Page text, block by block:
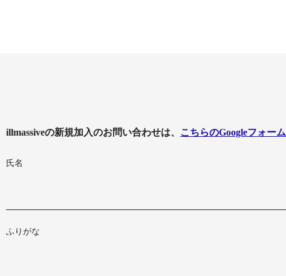
illmassiveの新規加入のお問い合わせは、 こちらのGoogleフォーム
氏名
ふりがな